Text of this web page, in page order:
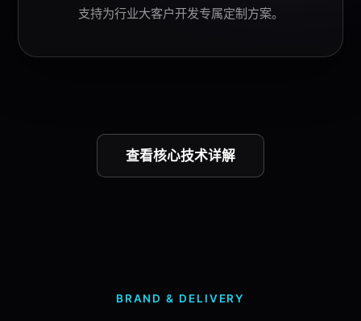
支持为行业大客户开发专属定制方案。
查看核心技术详解
BRAND & DELIVERY